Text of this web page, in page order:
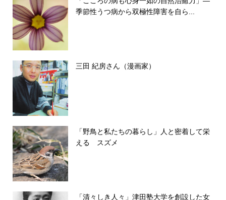
季節性うつ病から双極性障害を自ら...
三田 紀房さん（漫画家）
「野鳥と私たちの暮らし」人と密着して栄
える スズメ
「清々しき人々」津田塾大学を創設した女